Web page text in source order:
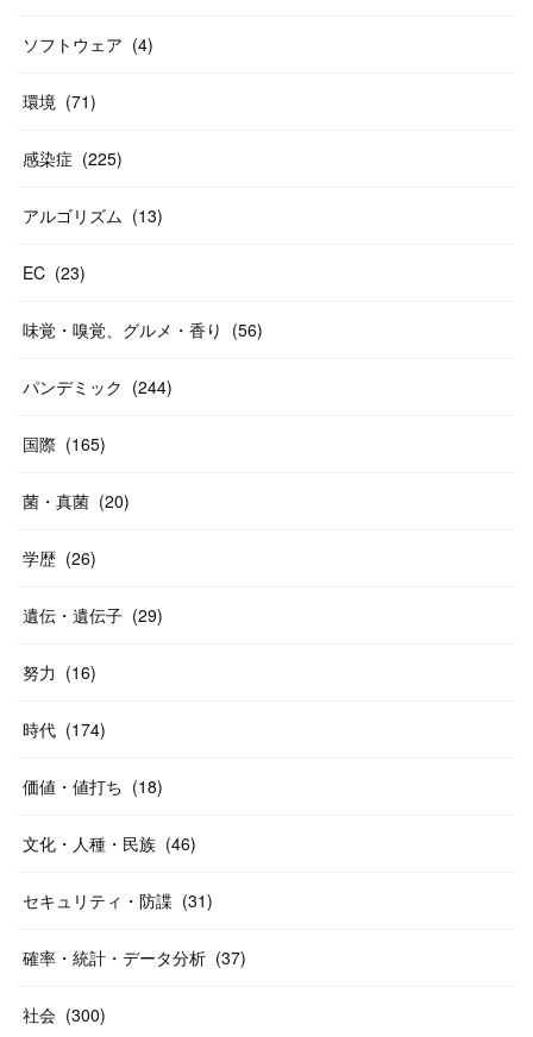
ソフトウェア (4)
環境 (71)
感染症 (225)
アルゴリズム (13)
EC (23)
味覚・嗅覚、グルメ・香り (56)
パンデミック (244)
国際 (165)
菌・真菌 (20)
学歴 (26)
遺伝・遺伝子 (29)
努力 (16)
時代 (174)
価値・値打ち (18)
文化・人種・民族 (46)
セキュリティ・防諜 (31)
確率・統計・データ分析 (37)
社会 (300)